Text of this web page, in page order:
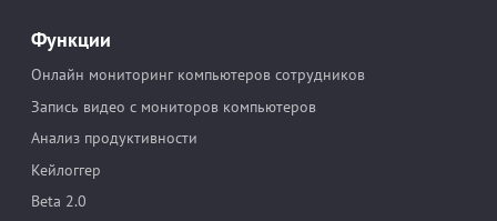
Функции
Онлайн мониторинг компьютеров сотрудников
Запись видео c мониторов компьютеров
Анализ продуктивности
Кейлоггер
Beta 2.0